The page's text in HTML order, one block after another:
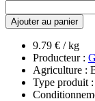
Ajouter au panier
9.79 € / kg
Producteur :
Agriculture :
Type produit :